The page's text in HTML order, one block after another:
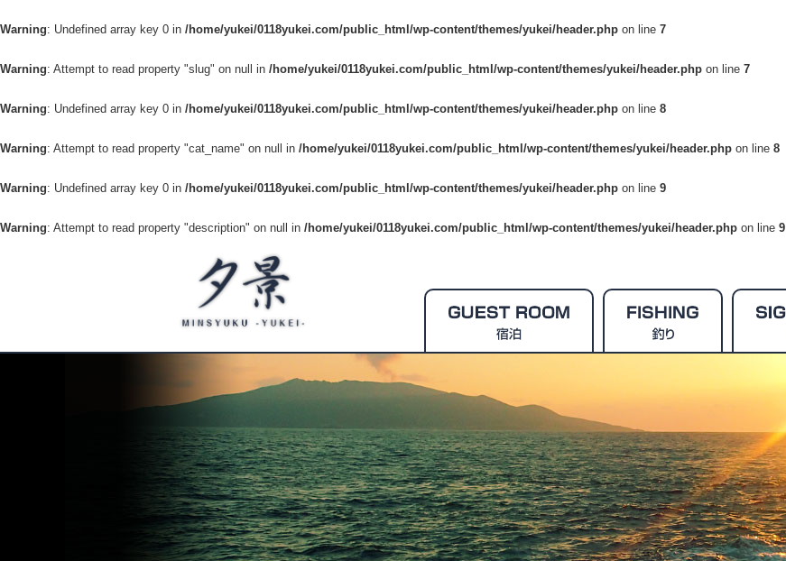
Warning: Undefined array key 0 in /home/yukei/0118yukei.com/public_html/wp-content/themes/yukei/header.php on line 7
Warning: Attempt to read property "slug" on null in /home/yukei/0118yukei.com/public_html/wp-content/themes/yukei/header.php on line 7
Warning: Undefined array key 0 in /home/yukei/0118yukei.com/public_html/wp-content/themes/yukei/header.php on line 8
Warning: Attempt to read property "cat_name" on null in /home/yukei/0118yukei.com/public_html/wp-content/themes/yukei/header.php on line 8
Warning: Undefined array key 0 in /home/yukei/0118yukei.com/public_html/wp-content/themes/yukei/header.php on line 9
Warning: Attempt to read property "description" on null in /home/yukei/0118yukei.com/public_html/wp-content/themes/yukei/header.php on line 9